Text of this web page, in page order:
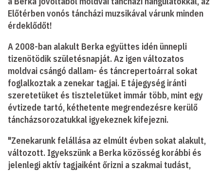
Előtérben vonós táncházi muzsikával várunk minden
érdeklődőt!
A 2008-ban alakult Berka együttes idén ünnepli
tizenötödik születésnapját. Az igen változatos
moldvai csángó dallam- és táncrepertoárral sokat
foglalkoztak a zenekar tagjai. E tájegység iránti
szeretetüket és tiszteletüket immár több, mint egy
évtizede tartó, kéthetente megrendezésre kerülő
táncházsorozatukkal igyekeznek kifejezni.
"Zenekarunk felállása az elmúlt évben sokat alakult,
változott. Igyekszünk a Berka közösség korábbi és
jelenlegi aktív tagjaiként őrizni a szakmai tudást,